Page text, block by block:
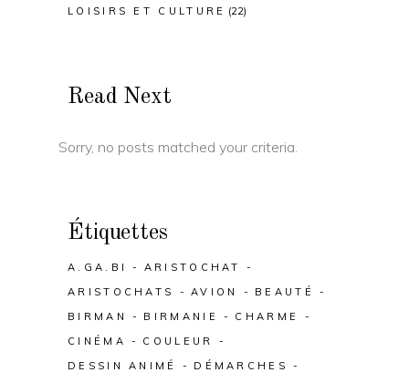
LOISIRS ET CULTURE (22)
Read Next
Sorry, no posts matched your criteria.
Étiquettes
A.GA.BI
ARISTOCHAT
ARISTOCHATS
AVION
BEAUTÉ
BIRMAN
BIRMANIE
CHARME
CINÉMA
COULEUR
DESSIN ANIMÉ
DÉMARCHES